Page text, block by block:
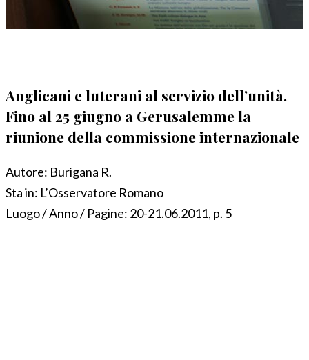
Anglicani e luterani al servizio dell’unità.
Fino al 25 giugno a Gerusalemme la
riunione della commissione internazionale
Autore: Burigana R.
Sta in: L’Osservatore Romano
Luogo / Anno / Pagine: 20-21.06.2011, p. 5